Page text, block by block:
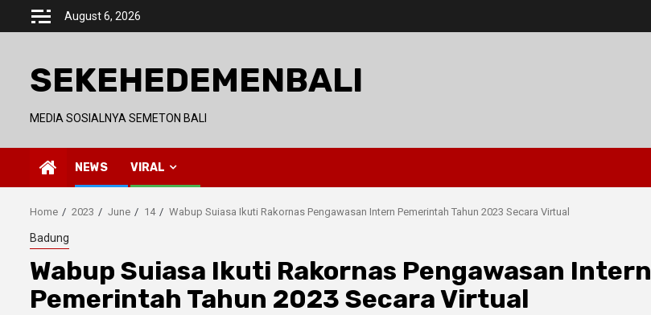
August 6, 2026
SEKEHEDEMENBALI
MEDIA SOSIALNYA SEMETON BALI
NEWS VIRAL
Home 2023 June 14 Wabup Suiasa Ikuti Rakornas Pengawasan Intern Pemerintah Tahun 2023 Secara Virtual
Badung
Wabup Suiasa Ikuti Rakornas Pengawasan Intern
Pemerintah Tahun 2023 Secara Virtual